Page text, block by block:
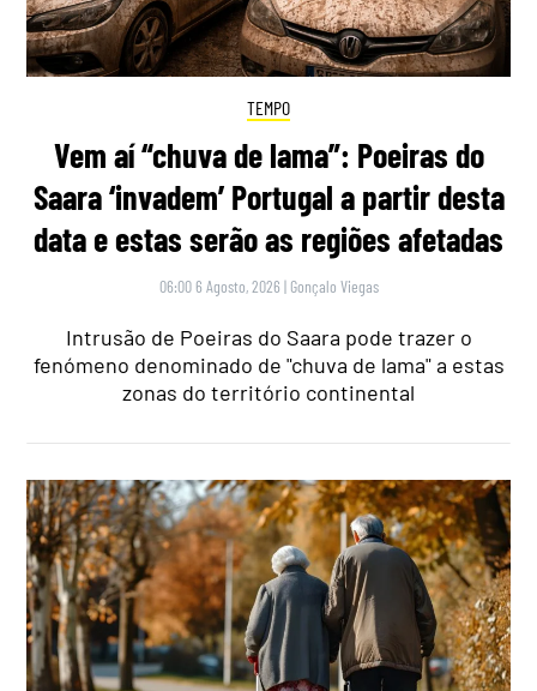
TEMPO
Vem aí “chuva de lama”: Poeiras do
Saara ‘invadem’ Portugal a partir desta
data e estas serão as regiões afetadas
06:00 6 Agosto, 2026 | Gonçalo Viegas
Intrusão de Poeiras do Saara pode trazer o
fenómeno denominado de "chuva de lama" a estas
zonas do território continental